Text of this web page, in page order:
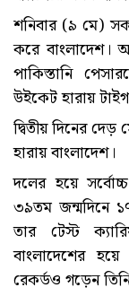
শনিবার (৯ মে)
করে বাংলাদেশ।
পাকিস্তানি
উইকেট হারায়
দ্বিতীয় দিনের
হারায় বাংলাদেশ।
দলের হয়ে
৩৯তম জন্মদিনে
তার টেস্ট
বাংলাদেশের
রেকর্ডও গড়েন